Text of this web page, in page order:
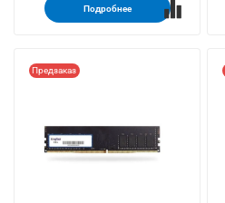
Подробнее
Предзаказ